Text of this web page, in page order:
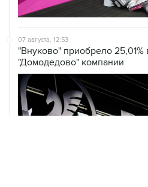
07 августа, 12:53
"Внуково" приобрело
"Домодедово" компании